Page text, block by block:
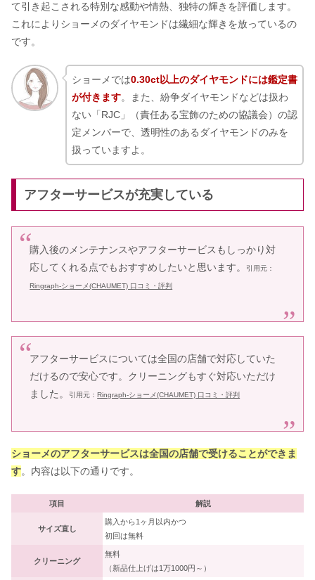
て引き起こされる特別な感動や情熱、独特の輝きを評価します。
これによりショーメのダイヤモンドは繊細な輝きを放っているの
です。
ショーメでは0.30ct以上のダイヤモンドには鑑定書
が付きます。また、紛争ダイヤモンドなどは扱わ
ない「RJC」（責任ある宝飾のための協議会）の認
定メンバーで、透明性のあるダイヤモンドのみを
扱っていますよ。
アフターサービスが充実している
購入後のメンテナンスやアフターサービスもしっかり対
応してくれる点でもおすすめしたいと思います。
引用元：
Ringraph-ショーメ(CHAUMET) 口コミ・評判
アフターサービスについては全国の店舗で対応していた
だけるので安心です。クリーニングもすぐ対応いただけ
ました。
引用元： Ringraph-ショーメ(CHAUMET) 口コミ・評判
ショーメのアフターサービスは全国の店舗で受けることができま
す。内容は以下の通りです。
項目 解説
サイズ直し
購入から1ヶ月以内かつ
初回は無料
クリーニング
無料
（新品仕上げは1万1000円～）